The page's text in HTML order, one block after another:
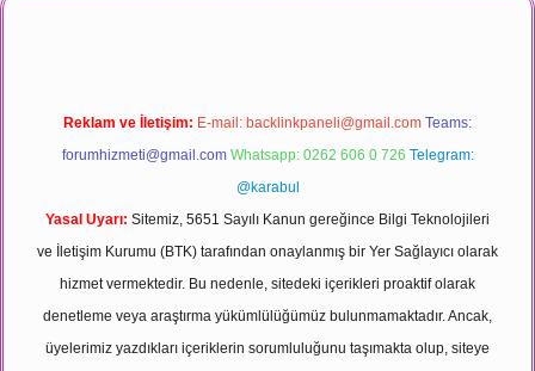
Reklam ve İletişim: E-mail: backlinkpaneli@gmail.com Teams:
forumhizmeti@gmail.com Whatsapp: 0262 606 0 726 Telegram:
@karabul
Yasal Uyarı: Sitemiz, 5651 Sayılı Kanun gereğince Bilgi Teknolojileri
ve İletişim Kurumu (BTK) tarafından onaylanmış bir Yer Sağlayıcı olarak
hizmet vermektedir. Bu nedenle, sitedeki içerikleri proaktif olarak
denetleme veya araştırma yükümlülüğümüz bulunmamaktadır. Ancak,
üyelerimiz yazdıkları içeriklerin sorumluluğunu taşımakta olup, siteye